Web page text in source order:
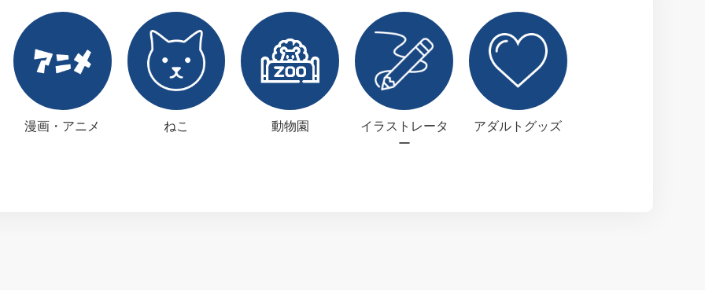
漫画・アニメ ねこ 動物園
イラストレータ
ー
アダルトグッズ